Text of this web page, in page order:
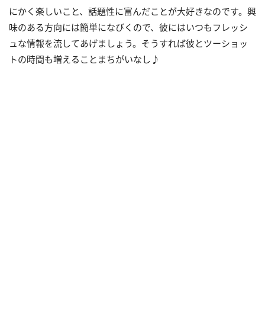
にかく楽しいこと、話題性に富んだことが大好きなのです。興
味のある方向には簡単になびくので、彼にはいつもフレッシ
ュな情報を流してあげましょう。そうすれば彼とツーショッ
トの時間も増えることまちがいなし♪